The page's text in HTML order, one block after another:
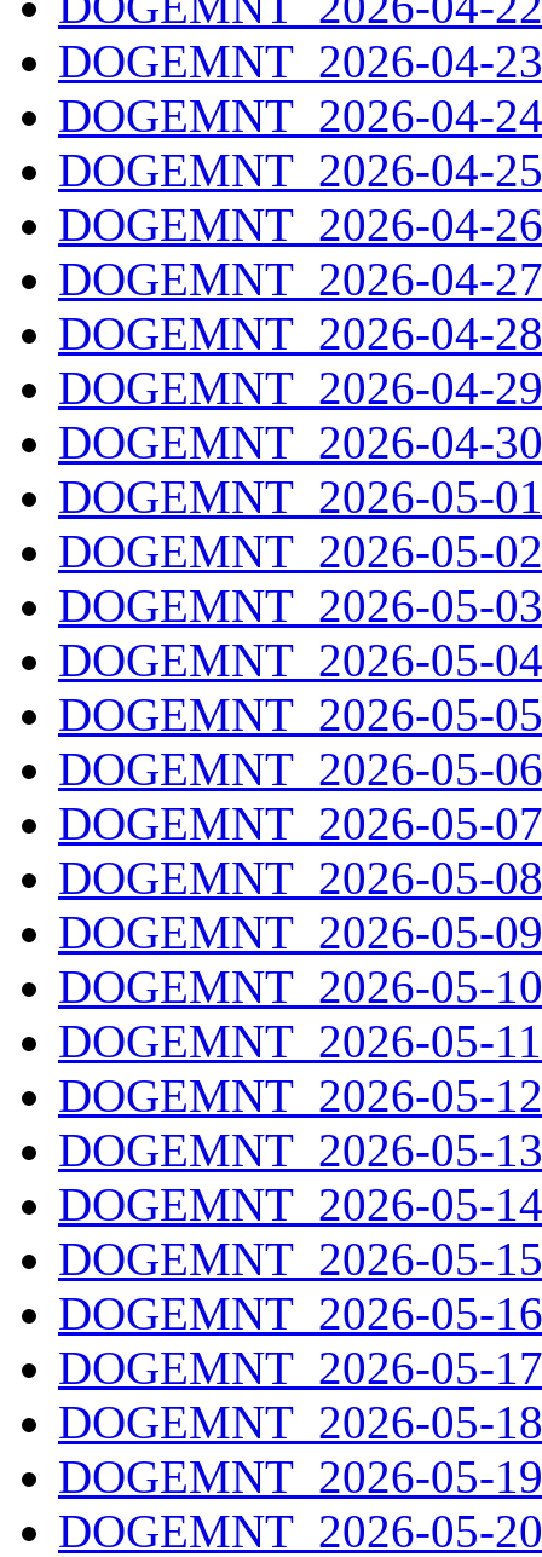
DOGEMNT_2026-04-
DOGEMNT_2026-04-
DOGEMNT_2026-04-
DOGEMNT_2026-04-
DOGEMNT_2026-04-
DOGEMNT_2026-04-
DOGEMNT_2026-04-
DOGEMNT_2026-04-
DOGEMNT_2026-05-
DOGEMNT_2026-05-
DOGEMNT_2026-05-
DOGEMNT_2026-05-
DOGEMNT_2026-05-
DOGEMNT_2026-05-
DOGEMNT_2026-05-
DOGEMNT_2026-05-
DOGEMNT_2026-05-
DOGEMNT_2026-05-
DOGEMNT_2026-05-
DOGEMNT_2026-05-
DOGEMNT_2026-05-
DOGEMNT_2026-05-
DOGEMNT_2026-05-
DOGEMNT_2026-05-
DOGEMNT_2026-05-
DOGEMNT_2026-05-
DOGEMNT_2026-05-
DOGEMNT_2026-05-